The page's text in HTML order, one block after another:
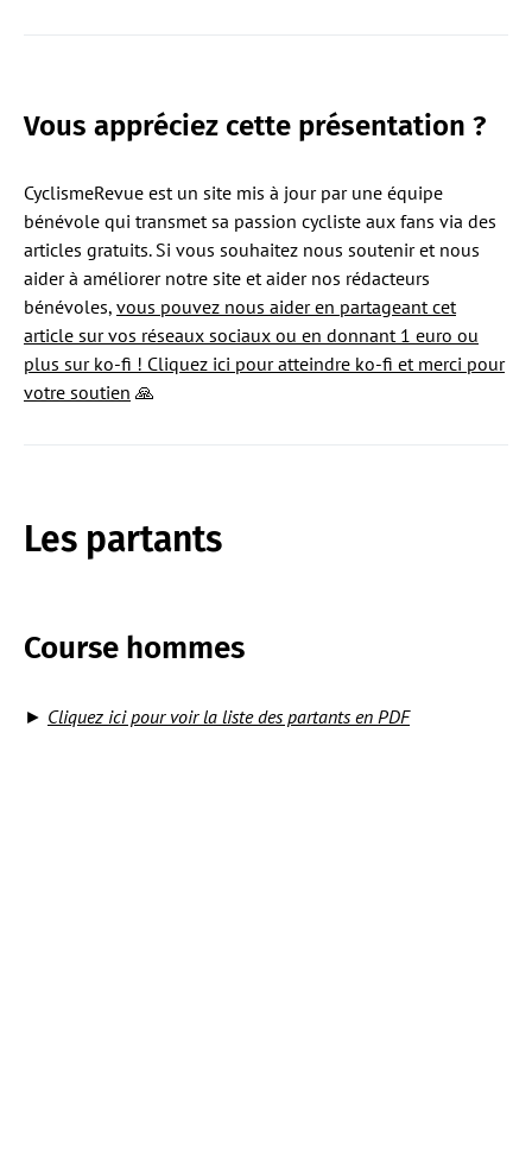
Vous appréciez cette présentation ?
CyclismeRevue est un site mis à jour par une équipe
bénévole qui transmet sa passion cycliste aux fans via des
articles gratuits. Si vous souhaitez nous soutenir et nous
aider à améliorer notre site et aider nos rédacteurs
bénévoles, vous pouvez nous aider en partageant cet
article sur vos réseaux sociaux ou en donnant 1 euro ou
plus sur ko-fi ! Cliquez ici pour atteindre ko-fi et merci pour
votre soutien 🙏
Les partants
Course hommes
► Cliquez ici pour voir la liste des partants en PDF